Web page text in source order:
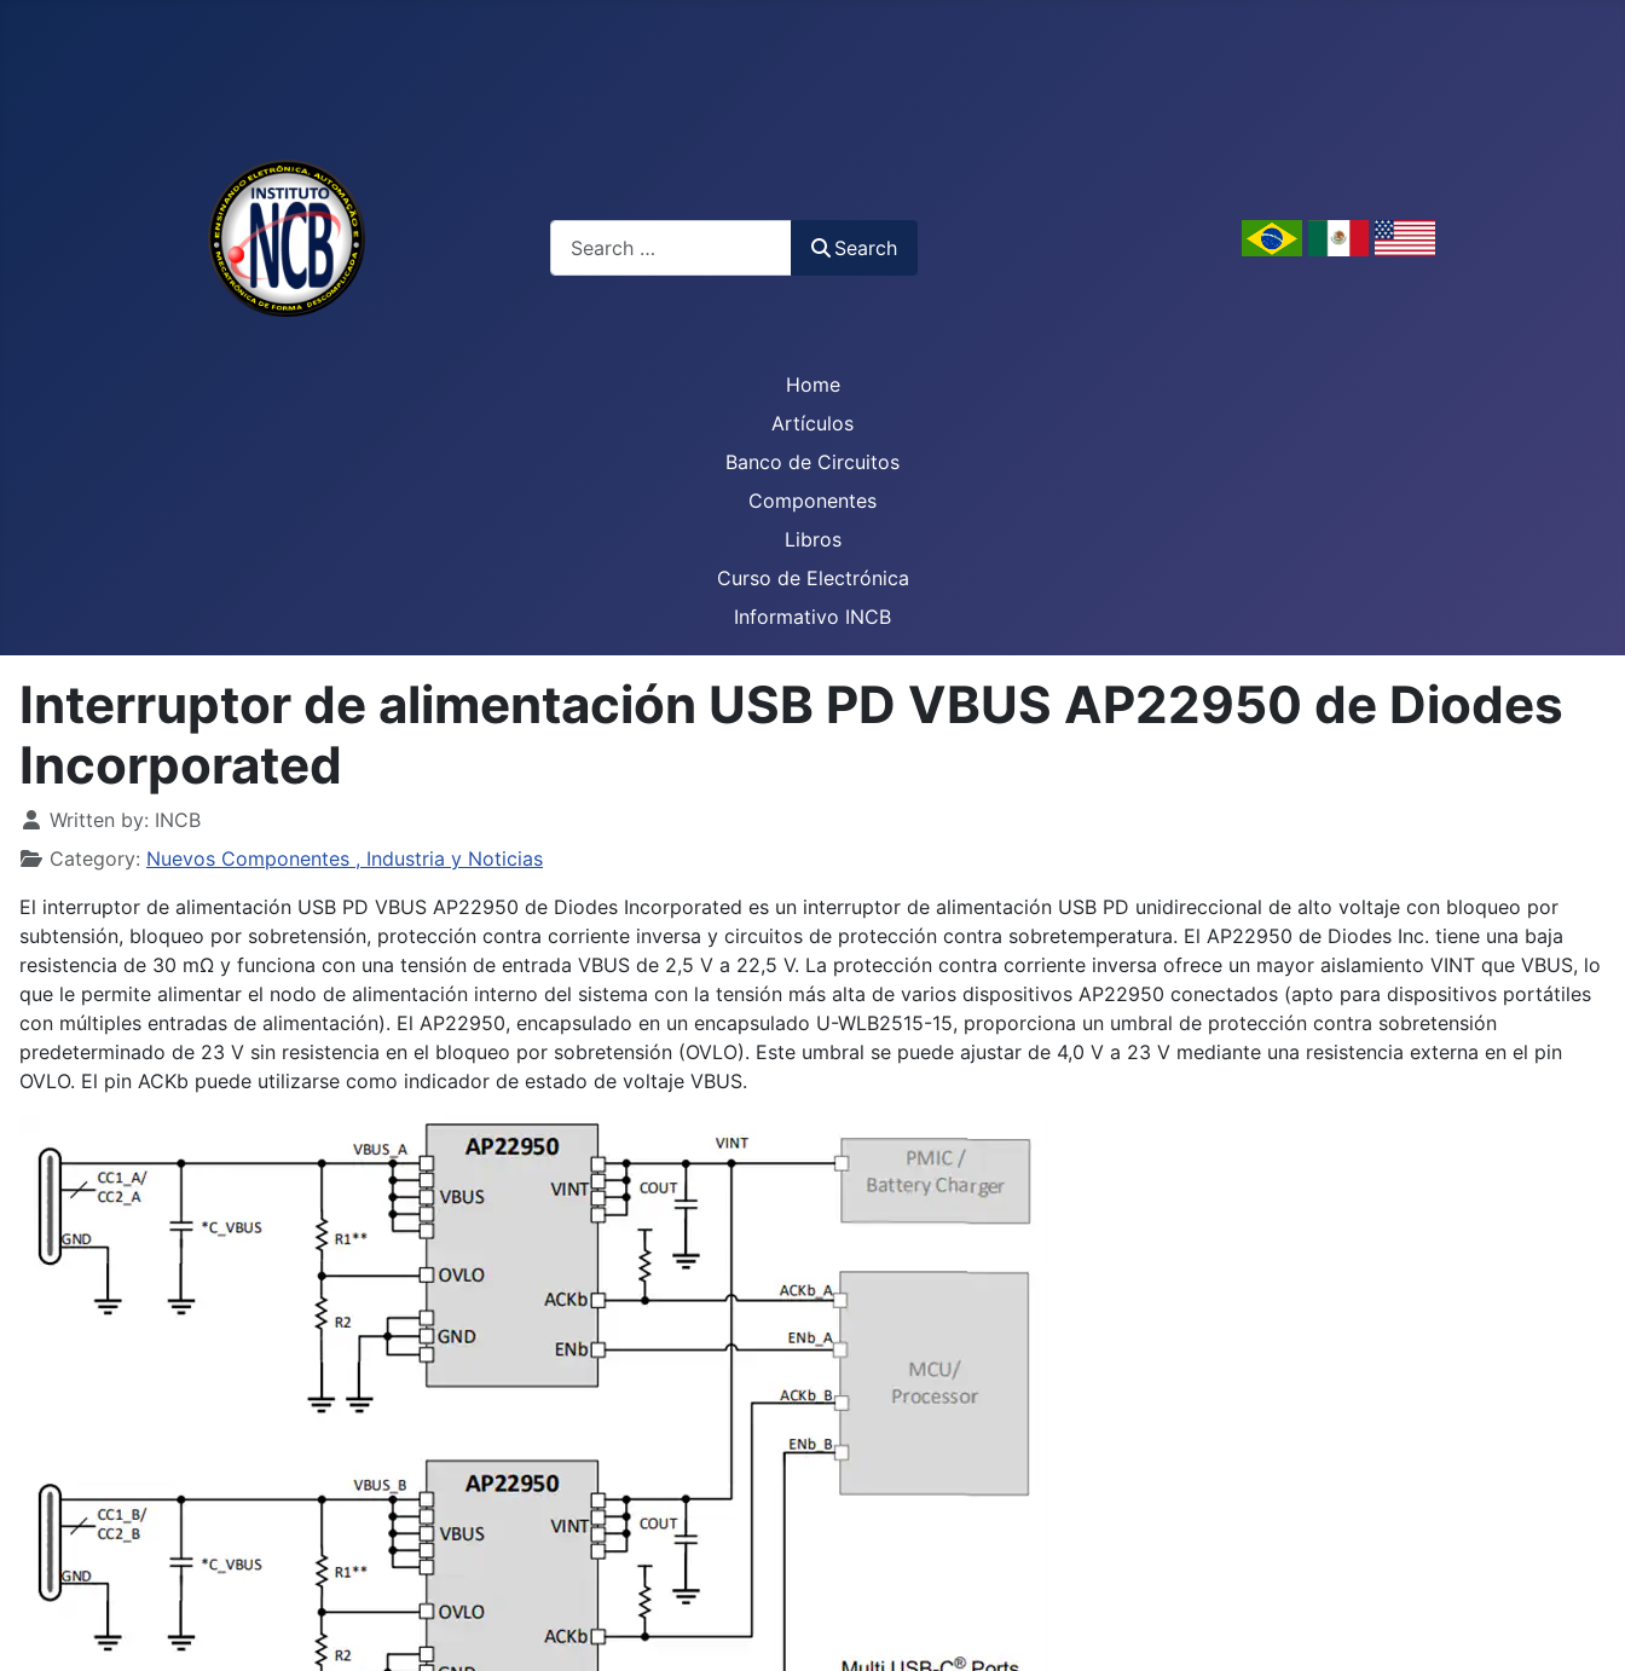
Search
Search
Home
Artículos
Banco de Circuitos
Componentes
Libros
Curso de Electrónica
Informativo INCB
Interruptor de alimentación USB PD VBUS AP22950 de Diodes
Incorporated
Details
Written by: INCB
Category: Nuevos Componentes , Industria y Noticias
El interruptor de alimentación USB PD VBUS AP22950 de Diodes Incorporated es un interruptor de alimentación USB PD unidireccional de alto voltaje con bloqueo por
subtensión, bloqueo por sobretensión, protección contra corriente inversa y circuitos de protección contra sobretemperatura. El AP22950 de Diodes Inc. tiene una baja
resistencia de 30 mΩ y funciona con una tensión de entrada VBUS de 2,5 V a 22,5 V. La protección contra corriente inversa ofrece un mayor aislamiento VINT que VBUS, lo
que le permite alimentar el nodo de alimentación interno del sistema con la tensión más alta de varios dispositivos AP22950 conectados (apto para dispositivos portátiles
con múltiples entradas de alimentación). El AP22950, ​​encapsulado en un encapsulado U-WLB2515-15, proporciona un umbral de protección contra sobretensión
predeterminado de 23 V sin resistencia en el bloqueo por sobretensión (OVLO). Este umbral se puede ajustar de 4,0 V a 23 V mediante una resistencia externa en el pin
OVLO. El pin ACKb puede utilizarse como indicador de estado de voltaje VBUS.